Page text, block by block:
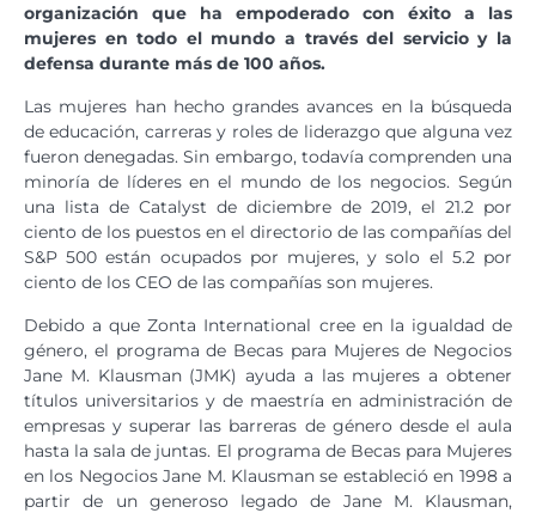
organización que ha empoderado con éxito a las
mujeres en todo el mundo a través del servicio y la
defensa durante más de 100 años.
Las mujeres han hecho grandes avances en la búsqueda
de educación, carreras y roles de liderazgo que alguna vez
fueron denegadas. Sin embargo, todavía comprenden una
minoría de líderes en el mundo de los negocios. Según
una lista de Catalyst de diciembre de 2019, el 21.2 por
ciento de los puestos en el directorio de las compañías del
S&P 500 están ocupados por mujeres, y solo el 5.2 por
ciento de los CEO de las compañías son mujeres.
Debido a que Zonta International cree en la igualdad de
género, el programa de Becas para Mujeres de Negocios
Jane M. Klausman (JMK) ayuda a las mujeres a obtener
títulos universitarios y de maestría en administración de
empresas y superar las barreras de género desde el aula
hasta la sala de juntas. El programa de Becas para Mujeres
en los Negocios Jane M. Klausman se estableció en 1998 a
partir de un generoso legado de Jane M. Klausman,